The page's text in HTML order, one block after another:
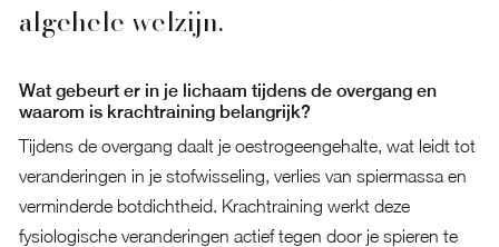
algehele welzijn.
Wat gebeurt er in je lichaam tijdens de overgang en
waarom is krachtraining belangrijk?
Tijdens de overgang daalt je oestrogeengehalte, wat leidt tot
veranderingen in je stofwisseling, verlies van spiermassa en
verminderde botdichtheid. Krachtraining werkt deze
fysiologische veranderingen actief tegen door je spieren te